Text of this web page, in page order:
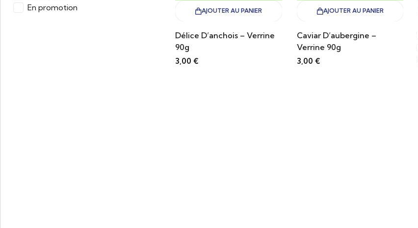
AJOUTER AU PANIER
Délice D’anchois – Verrine
90g
3,00 €
AJOUTER AU PANIER
Caviar D’aubergine –
Verrine 90g
3,00 €
En promotion